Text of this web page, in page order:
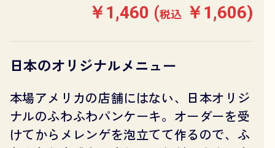
￥1,460 (税込 ￥1,606)
日本のオリジナルメニュー
本場アメリカの店舗にはない、日本オリジ
ナルのふわふわパンケーキ。オーダーを受
けてからメレンゲを泡立てて作るので、ふ